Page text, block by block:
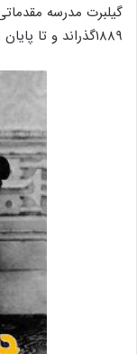
گیلبرت مدرسه
۱۸۸۹گذراند و تا پایان سال دوم در آنجا ماند.